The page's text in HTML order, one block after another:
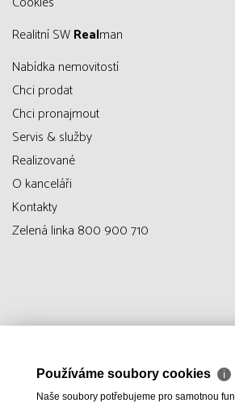
Realitní SWRealman
Nabídka nemovitostí
Chci prodat
Chci pronajmout
Servis & služby
Realizované
O kanceláři
Kontakty
Zelená linka 800 900 710
Používáme soubory cookies ℹ
Naše soubory potřebujeme pro samotnou